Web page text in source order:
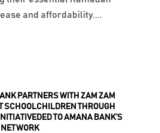
PARTNERS WITH ZAM ZAM
SCHOOLCHILDREN THROUGH
TO AMANA BANK’S
and affordability....